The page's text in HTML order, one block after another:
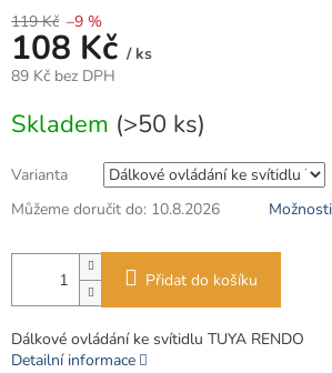
119 Kč –9 %
108 Kč / ks
89 Kč bez DPH
cena:
Skladem (>50 ks)
Varianta
Můžeme doručit do: 10.8.2026
Přidat do košíku
Dálkové ovládání ke svítidlu TUYA RENDO
Detailní informace